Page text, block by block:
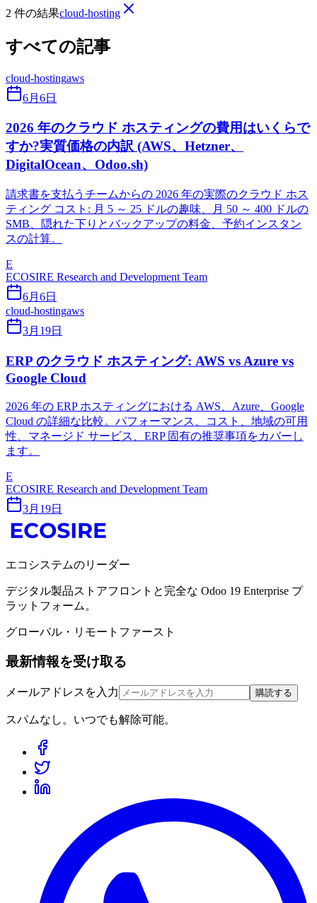
2 件の結果cloud-hosting
すべての記事
cloud-hostingaws
6月6日
2026 年のクラウド ホスティングの費用はいくらで
すか?実質価格の内訳 (AWS、Hetzner、
DigitalOcean、Odoo.sh)
請求書を支払うチームからの 2026 年の実際のクラウド ホス
ティング コスト: 月 5 ～ 25 ドルの趣味、月 50 ～ 400 ドルの
SMB、隠れた下りとバックアップの料金、予約インスタン
スの計算。
E
ECOSIRE Research and Development Team
6月6日
cloud-hostingaws
3月19日
ERP のクラウド ホスティング: AWS vs Azure vs
Google Cloud
2026 年の ERP ホスティングにおける AWS、Azure、Google
Cloud の詳細な比較。パフォーマンス、コスト、地域の可用
性、マネージド サービス、ERP 固有の推奨事項をカバーし
ます。
E
ECOSIRE Research and Development Team
3月19日
エコシステムのリーダー
デジタル製品ストアフロントと完全な Odoo 19 Enterprise プ
ラットフォーム。
グローバル・リモートファースト
最新情報を受け取る
メールアドレスを入力 購読する
スパムなし。いつでも解除可能。